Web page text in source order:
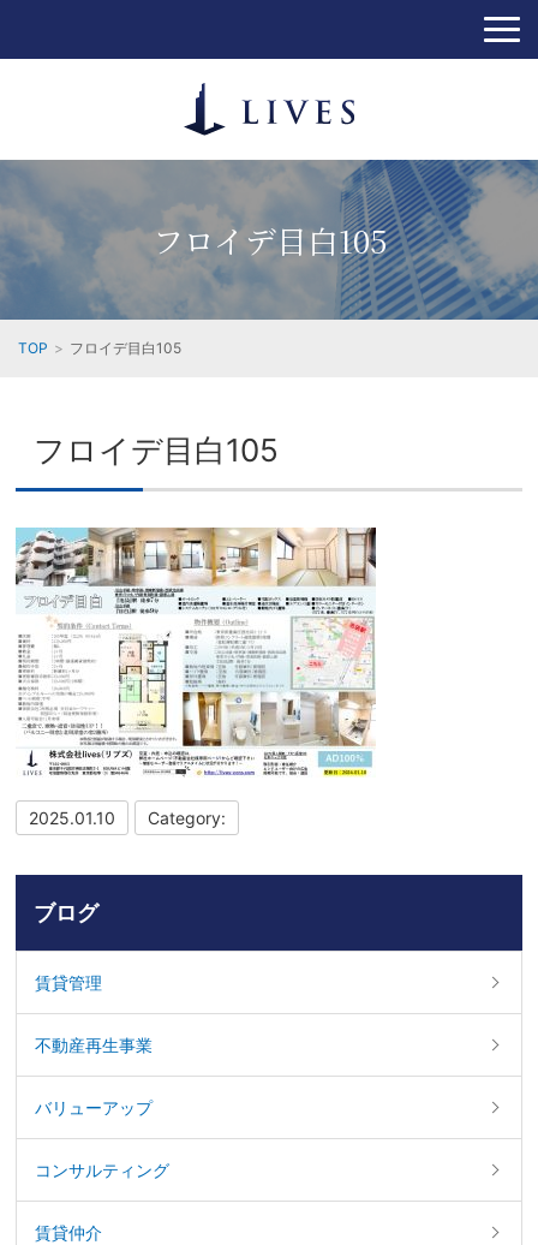
フロイデ目白105
TOP フロイデ目白105
フロイデ目白105
2025.01.10 Category:
ブログ
賃貸管理
不動産再生事業
バリューアップ
コンサルティング
賃貸仲介